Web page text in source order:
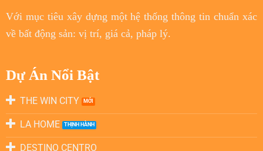
Với mục tiêuxây dựng một hệ thống thông tin chuẩn xác
về bất động sản: vị trí, giá cả, pháp lý.
Dự Án Nổi Bật
THE WIN CITY
LA HOME
DESTINO CENTRO